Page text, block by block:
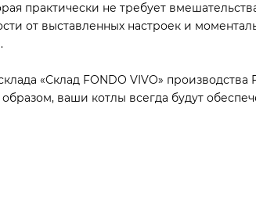
практически не требует
от выставленных настроек и
«Склад FONDO VIVO»
ваши котлы всегда будут